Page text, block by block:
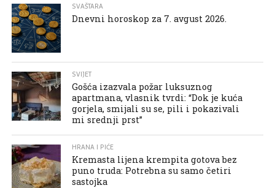
SVAŠTARA
Dnevni horoskop za 7. avgust 2026.
SVIJET
Gošća izazvala požar luksuznog
apartmana, vlasnik tvrdi: “Dok je kuća
gorjela, smijali su se, pili i pokazivali
mi srednji prst”
HRANA I PIĆE
Kremasta lijena krempita gotova bez
puno truda: Potrebna su samo četiri
sastojka